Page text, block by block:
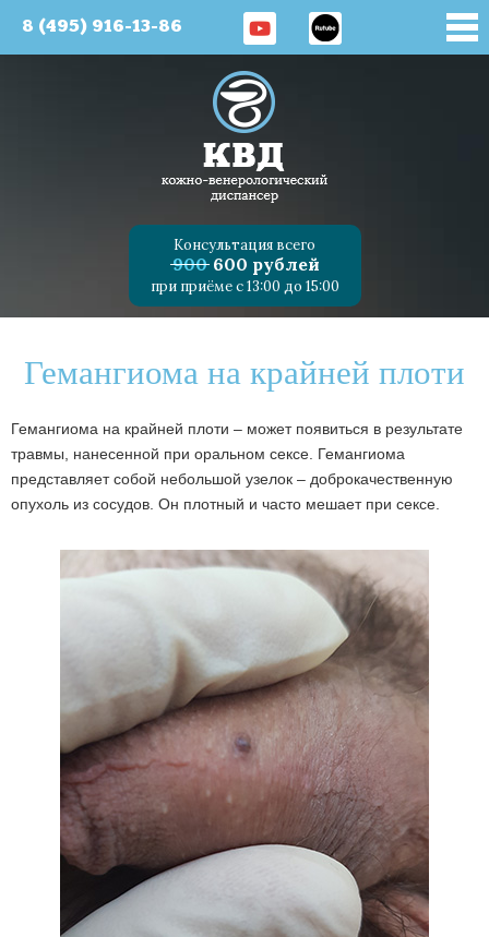
8 (495) 916-13-86
Консультация всего
900 600 рублей
при приёме с 13:00 до 15:00
Гемангиома на крайней плоти
Гемангиома на крайней плоти – может появиться в результате
травмы, нанесенной при оральном сексе. Гемангиома
представляет собой небольшой узелок – доброкачественную
опухоль из сосудов. Он плотный и часто мешает при сексе.